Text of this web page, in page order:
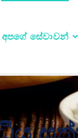
අපගේ සේවාවන්